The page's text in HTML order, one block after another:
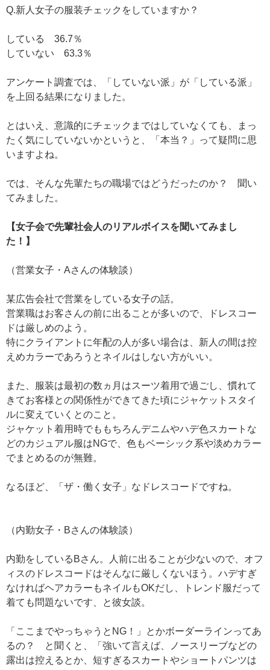
Q.新人女子の服装チェックをしていますか？
している 36.7％
していない 63.3％
アンケート調査では、「していない派」が「している派」
を上回る結果になりました。
とはいえ、意識的にチェックまではしていなくても、まっ
たく気にしていないかというと、「本当？」って疑問に思
いますよね。
では、そんな先輩たちの職場ではどうだったのか？ 聞い
てみました。
【女子会で先輩社会人のリアルボイスを聞いてみまし
た！】
（営業女子・Aさんの体験談）
某広告会社で営業をしている女子の話。
営業職はお客さんの前に出ることが多いので、ドレスコー
ドは厳しめのよう。
特にクライアントに年配の人が多い場合は、新人の間は控
えめカラーであろうとネイルはしない方がいい。
また、服装は最初の数ヵ月はスーツ着用で過ごし、慣れて
きてお客様との関係性ができてきた頃にジャケットスタイ
ルに変えていくとのこと。
ジャケット着用時でももちろんデニムやハデ色スカートな
どのカジュアル服はNGで、色もベーシック系や淡めカラー
でまとめるのが無難。
なるほど、「ザ・働く女子」なドレスコードですね。
（内勤女子・Bさんの体験談）
内勤をしているBさん。人前に出ることが少ないので、オフ
ィスのドレスコードはそんなに厳しくないほう。ハデすぎ
なければヘアカラーもネイルもOKだし、トレンド服だって
着ても問題ないです、と彼女談。
「ここまでやっちゃうとNG！」とかボーダーラインってあ
るの？ と聞くと、「強いて言えば、ノースリーブなどの
露出は控えるとか、短すぎるスカートやショートパンツは